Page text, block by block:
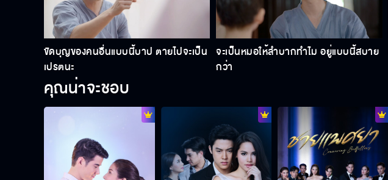
ขัดบุญของคนอื่นแบบนี้บาป ตายไปจะเป็น
เปรตนะ
จะเป็นหมอให้ลำบากทำไม อยู่แบบนี้สบาย
กว่า
คุณน่าจะชอบ